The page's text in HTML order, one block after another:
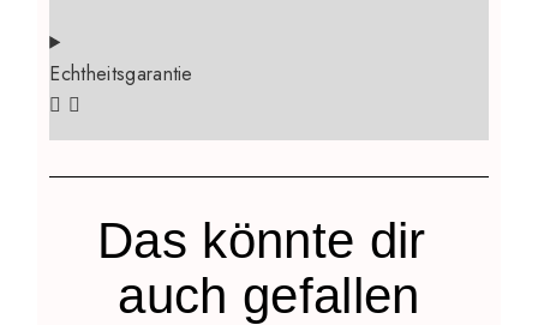
Echtheitsgarantie
Das könnte dir
auch gefallen